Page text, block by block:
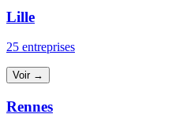
Lille
25 entreprises
Voir →
Rennes